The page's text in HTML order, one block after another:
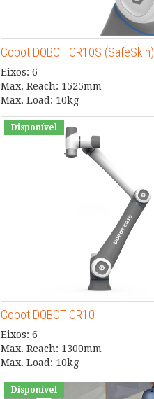
Cobot DOBOT CR10S (SafeSkin)
Eixos: 6
Max. Reach: 1525mm
Max. Load: 10kg
Disponível
Cobot DOBOT CR10
Eixos: 6
Max. Reach: 1300mm
Max. Load: 10kg
Disponível